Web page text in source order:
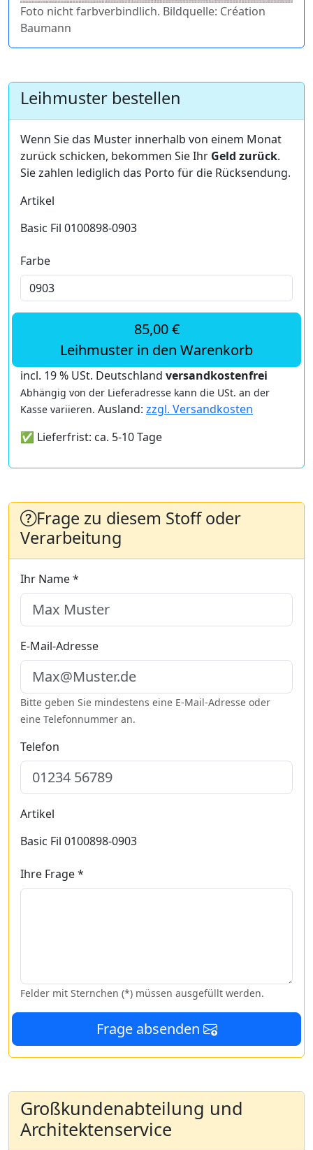
Foto nicht farbverbindlich. Bildquelle: Création
Baumann
Leihmuster bestellen
Wenn Sie das Muster innerhalb von einem Monat
zurück schicken, bekommen Sie Ihr Geld zurück.
Sie zahlen lediglich das Porto für die Rücksendung.
Artikel
Basic Fil 0100898-0903
Farbe
85,00 €
Leihmuster in den Warenkorb
incl. 19 % USt. Deutschland versandkostenfrei
Abhängig von der Lieferadresse kann die USt. an der
Kasse variieren. Ausland: zzgl. Versandkosten
✅ Lieferfrist: ca. 5-10 Tage
Frage zu diesem Stoff oder
Verarbeitung
Ihr Name *
E-Mail-Adresse
Bitte geben Sie mindestens eine E-Mail-Adresse oder
eine Telefonnummer an.
Telefon
Artikel
Basic Fil 0100898-0903
Ihre Frage *
Felder mit Sternchen (*) müssen ausgefüllt werden.
Frage absenden
Großkundenabteilung und
Architektenservice